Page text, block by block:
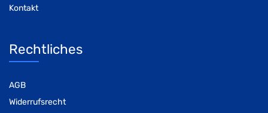
Kontakt
Rechtliches
AGB
Widerrufsrecht